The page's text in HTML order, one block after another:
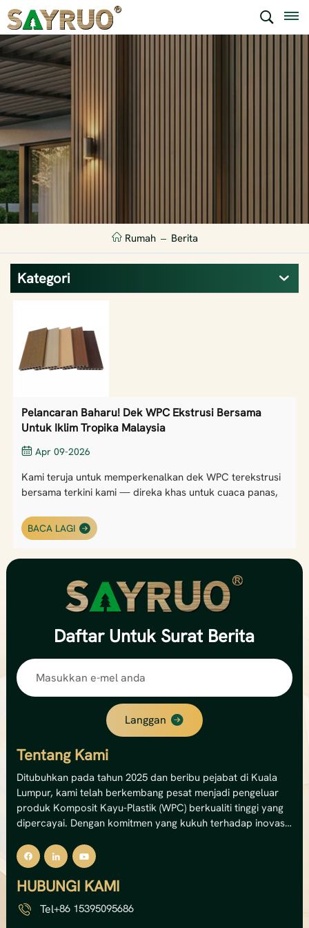
Rumah Berita
Kategori
Pelancaran Baharu! Dek WPC Ekstrusi Bersama
Untuk Iklim Tropika Malaysia
Apr 09-2026
Kami teruja untuk memperkenalkan dek WPC terekstrusi
bersama terkini kami — direka khas untuk cuaca panas,
reput✅ Anti-anai-anai & anti-kulat✅ Tahan UV (tidak
luntur)✅ Permukaan kalis gelincir (selamat untuk kolam
dek kolam renang, taman atas bumbung dan laluan
pejalan kaki komersial
BACA LAGI
Daftar Untuk Surat Berita
Langgan
Tentang Kami
Ditubuhkan pada tahun 2025 dan beribu pejabat di Kuala
Lumpur, kami telah berkembang pesat menjadi pengeluar
produk Komposit Kayu-Plastik (WPC) berkualiti tinggi yang
dipercayai. Dengan komitmen yang kukuh terhadap inovasi
penyelesaian dek WPC luaran, panel dinding dan pagar
premium.Kemudahan canggih kami mengendalikan 12
barisan pengeluaran, memberikan kami kapasiti tahunan
bersamaan dengan jumlah nilai output sebanyak USD 5 juta.
HUBUNGI KAMI
Tel+86 15395095686